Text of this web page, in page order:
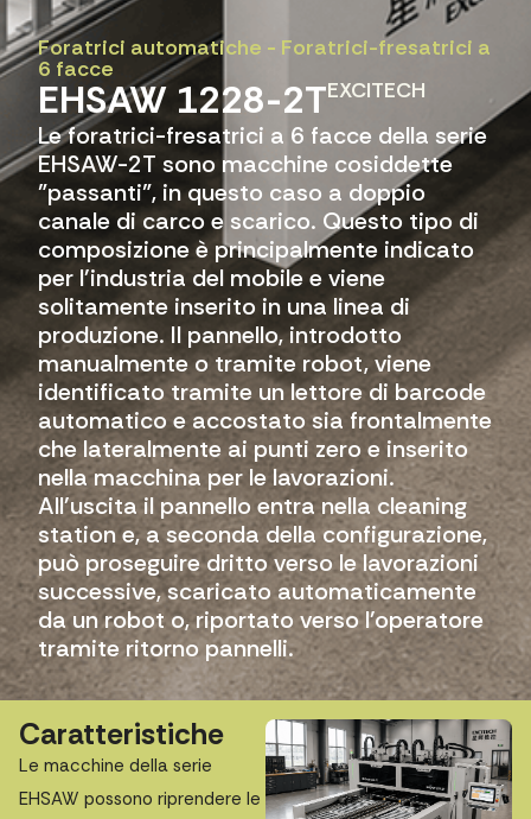
Foratrici automatiche - Foratrici-fresatrici a
6 facce
EHSAW 1228-2TEXCITECH
Le foratrici-fresatrici a 6 facce della serie
EHSAW-2T sono macchine cosiddette
"passanti", in questo caso a doppio
canale di carco e scarico. Questo tipo di
composizione è principalmente indicato
per l'industria del mobile e viene
solitamente inserito in una linea di
produzione. Il pannello, introdotto
manualmente o tramite robot, viene
identificato tramite un lettore di barcode
automatico e accostato sia frontalmente
che lateralmente ai punti zero e inserito
nella macchina per le lavorazioni.
All'uscita il pannello entra nella cleaning
station e, a seconda della configurazione,
può proseguire dritto verso le lavorazioni
successive, scaricato automaticamente
da un robot o, riportato verso l'operatore
tramite ritorno pannelli.
Caratteristiche
Le macchine della serie
EHSAW possono riprendere le